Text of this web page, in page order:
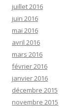
juillet 2016
juin 2016
mai 2016
avril 2016
mars 2016
février 2016
janvier 2016
décembre 2015
novembre 2015